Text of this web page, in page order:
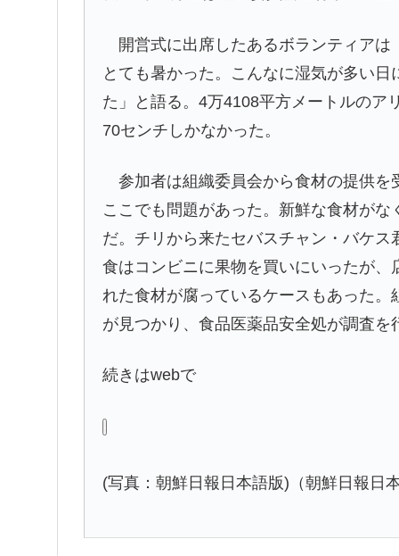
開営式に出席したあるボランティアは
とても暑かった。こんなに湿気が多い
た」と語る。4万4108平方メートルのア
70センチしかなかった。
参加者は組織委員会から食材の提供を
ここでも問題があった。新鮮な食材が
だ。チリから来たセバスチャン・バケ
食はコンビニに果物を買いにいったが
れた食材が腐っているケースもあった
が見つかり、食品医薬品安全処が調査を
続きはwebで
(写真：朝鮮日報日本語版)（朝鮮日報日